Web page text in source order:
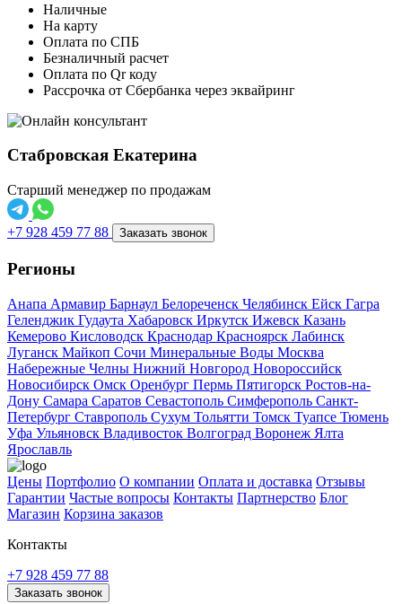
Наличные
На карту
Оплата по СПБ
Безналичный расчет
Оплата по Qr коду
Рассрочка от Сбербанка через эквайринг
Стабровская Екатерина
Старший менеджер по продажам
+7 928 459 77 88 Заказать звонок
Регионы
Анапа Армавир Барнаул Белореченск Челябинск Ейск Гагра
Геленджик Гудаута Хабаровск Иркутск Ижевск Казань
Кемерово Кисловодск Краснодар Красноярск Лабинск
Луганск Майкоп Сочи Минеральные Воды Москва
Набережные Челны Нижний Новгород Новороссийск
Новосибирск Омск Оренбург Пермь Пятигорск Ростов-на-
Дону Самара Саратов Севастополь Симферополь Санкт-
Петербург Ставрополь Сухум Тольятти Томск Туапсе Тюмень
Уфа Ульяновск Владивосток Волгоград Воронеж Ялта
Ярославль
Цены Портфолио О компании Оплата и доставка Отзывы
Гарантии Частые вопросы Контакты Партнерство Блог
Магазин Корзина заказов
Контакты
+7 928 459 77 88
Заказать звонок